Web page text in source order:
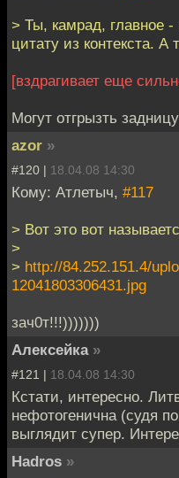
> Ты, камрад, главное
цитату из контекста. А
[вздрагивает еще
Могут отгрызть
azor »
#120 | 18.04.08 14:30
Кому: Атлетыч, #117
> Вот это вот
>
> http://84.252.151.4/
12041803306431.jpg
зач0т!!!)))))))
Алексейка »
#121 | 18.04.08 14:30
Кстати, интересно.
нефотогенична (судя
выглядит супер.
Hadros »